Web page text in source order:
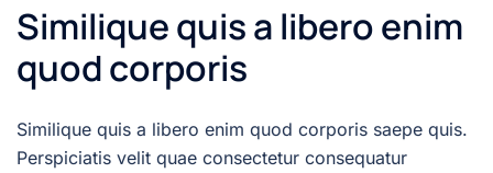
Similique quis a libero enim
quod corporis
Similique quis a libero enim quod corporis saepe quis.
Perspiciatis velit quae consectetur consequatur